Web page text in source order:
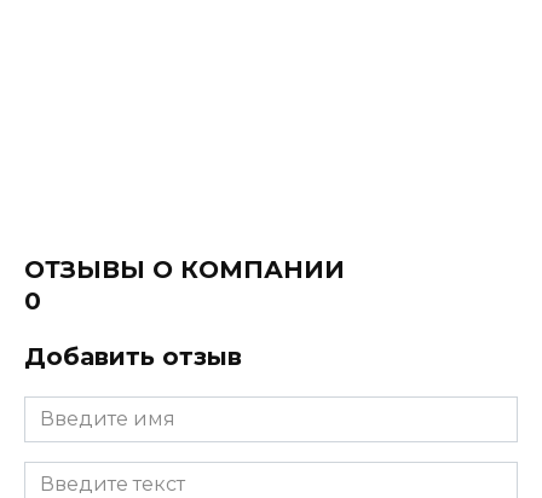
ОТЗЫВЫ О КОМПАНИИ
0
Добавить отзыв